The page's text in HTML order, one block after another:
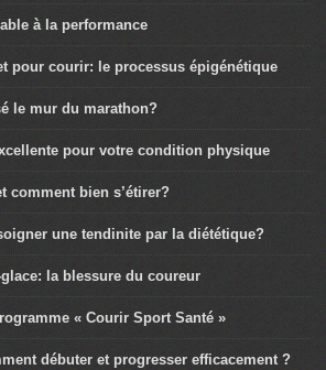
à la performance
pour courir: le processus épigénétique
le mur du marathon?
pour votre condition physique
comment bien s’étirer?
une tendinite par la diététique?
la blessure du coureur
« Courir Sport Santé »
débuter et progresser efficacement ?